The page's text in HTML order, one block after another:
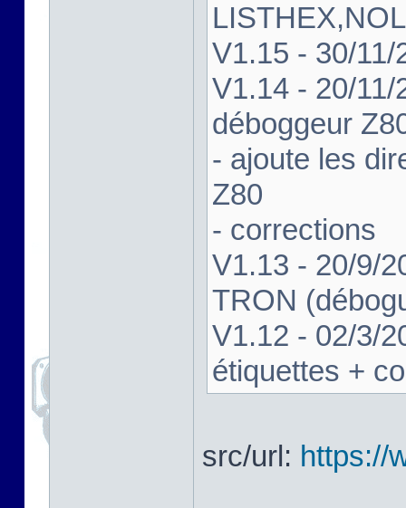
V1.15 - 30/
V1.14 - 20/
déboggeur
- ajoute les
Z80
- corrections
V1.13 - 20/9/
TRON
V1.12 - 02/3/
étiquettes +
src/url: https://